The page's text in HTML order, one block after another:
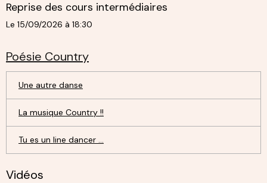
Reprise des cours intermédiaires
Le 15/09/2026 à 18:30
Poésie Country
Une autre danse
La musique Country !!
Tu es un line dancer ...
Vidéos